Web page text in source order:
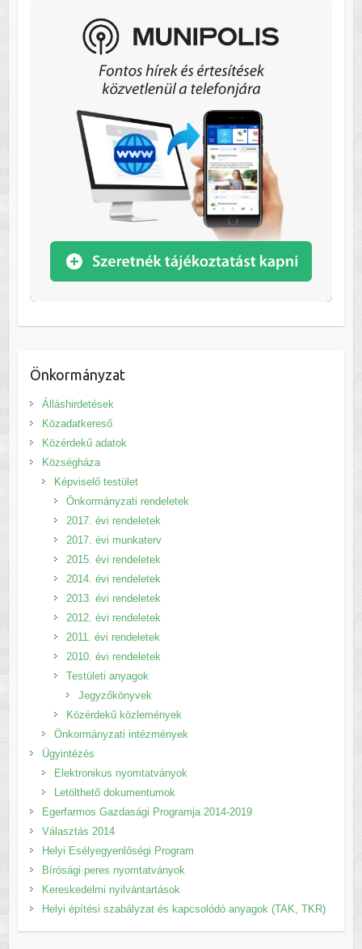
Önkormányzat
Álláshirdetések
Közadatkereső
Közérdekű adatok
Községháza
Képviselő testület
Önkormányzati rendeletek
2017. évi rendeletek
2017. évi munkaterv
2015. évi rendeletek
2014. évi rendeletek
2013. évi rendeletek
2012. évi rendeletek
2011. évi rendeletek
2010. évi rendeletek
Testületi anyagok
Jegyzőkönyvek
Közérdekű közlemények
Önkormányzati intézmények
Ügyintézés
Elektronikus nyomtatványok
Letölthető dokumentumok
Egerfarmos Gazdasági Programja 2014-2019
Választás 2014
Helyi Esélyegyenlőségi Program
Bírósági peres nyomtatványok
Kereskedelmi nyilvántartások
Helyi építési szabályzat és kapcsolódó anyagok (TAK, TKR)